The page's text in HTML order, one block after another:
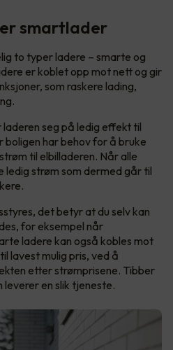
smartlader
to typer ladere – smarte og
er koblet opp mot nett og gir
som raskere lading,
seg på ledig effekt til
har behov for å bruke
til elbilladeren. Når alle
ledig strøm som dermed går til
det betyr at du selv kan
for eksempel når
ladere kan også kobles mot
lavest mulig pris, ved å
etter strømprisene. Tibber
leverer en slik tjeneste.